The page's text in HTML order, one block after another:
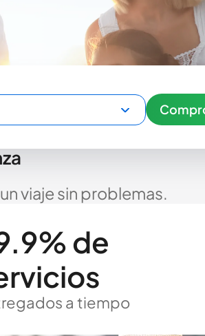
viaje sin problemas.
de
a tiempo